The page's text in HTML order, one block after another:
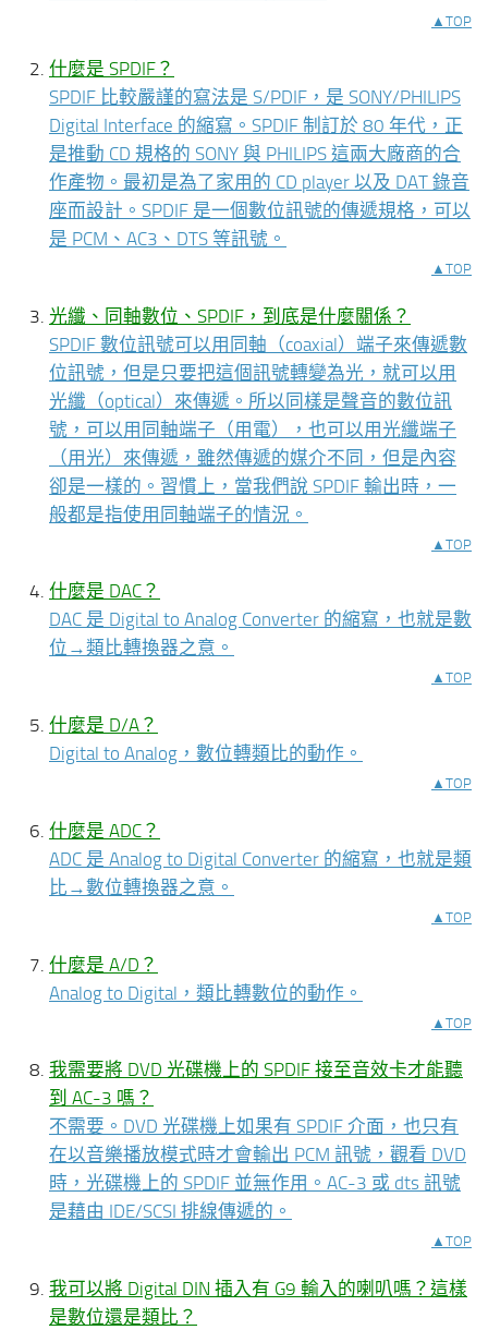
▲TOP
什麼是 SPDIF？
SPDIF 比較嚴謹的寫法是 S/PDIF，是 SONY/PHILIPS
Digital Interface 的縮寫。SPDIF 制訂於 80 年代，正
是推動 CD 規格的 SONY 與 PHILIPS 這兩大廠商的合
作產物。最初是為了家用的 CD player 以及 DAT 錄音
座而設計。SPDIF 是一個數位訊號的傳遞規格，可以
是 PCM、AC3、DTS 等訊號。
▲TOP
光纖、同軸數位、SPDIF，到底是什麼關係？
SPDIF 數位訊號可以用同軸（coaxial）端子來傳遞數
位訊號，但是只要把這個訊號轉變為光，就可以用
光纖（optical）來傳遞。所以同樣是聲音的數位訊
號，可以用同軸端子（用電），也可以用光纖端子
（用光）來傳遞，雖然傳遞的媒介不同，但是內容
卻是一樣的。習慣上，當我們說 SPDIF 輸出時，一
般都是指使用同軸端子的情況。
▲TOP
什麼是 DAC？
DAC 是 Digital to Analog Converter 的縮寫，也就是數
位→類比轉換器之意。
▲TOP
什麼是 D/A？
Digital to Analog，數位轉類比的動作。
▲TOP
什麼是 ADC？
ADC 是 Analog to Digital Converter 的縮寫，也就是類
比→數位轉換器之意。
▲TOP
什麼是 A/D？
Analog to Digital，類比轉數位的動作。
▲TOP
我需要將 DVD 光碟機上的 SPDIF 接至音效卡才能聽
到 AC-3 嗎？
不需要。DVD 光碟機上如果有 SPDIF 介面，也只有
在以音樂播放模式時才會輸出 PCM 訊號，觀看 DVD
時，光碟機上的 SPDIF 並無作用。AC-3 或 dts 訊號
是藉由 IDE/SCSI 排線傳遞的。
▲TOP
我可以將 Digital DIN 插入有 G9 輸入的喇叭嗎？這樣
是數位還是類比？